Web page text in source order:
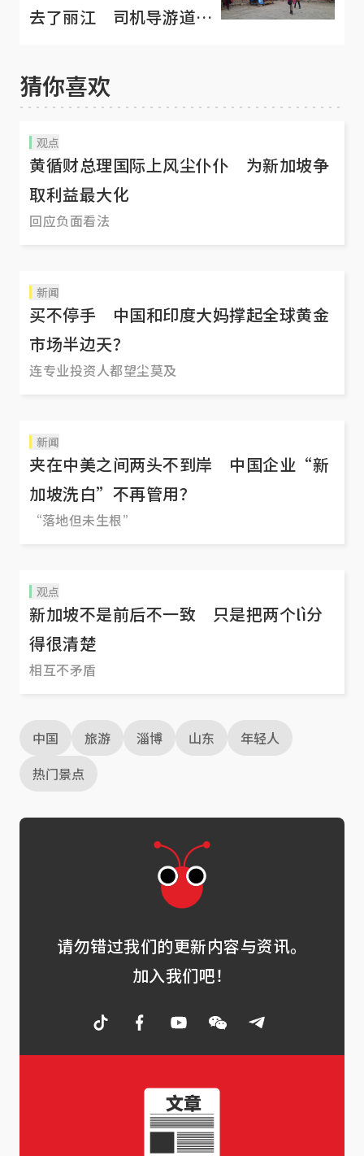
去了丽江 司机导游道出
猜你喜欢
观点
黄循财总理国际上风尘仆仆 为新加坡争
取利益最大化
回应负面看法
新闻
买不停手 中国和印度大妈撑起全球黄金
市场半边天？
连专业投资人都望尘莫及
新闻
夹在中美之间两头不到岸 中国企业“新
加坡洗白”不再管用？
“落地但未生根”
观点
新加坡不是前后不一致 只是把两个lì分
得很清楚
相互不矛盾
中国 旅游 淄博 山东
年轻人
热门景点
请勿错过我们的更新内容与资讯。
加入我们吧！